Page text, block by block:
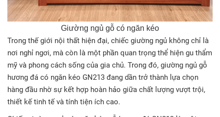
Giường ngủ gỗ có ngăn kéo
Trong thế giới nội thất hiện đại, chiếc giường ngủ không chỉ là
nơi nghỉ ngơi, mà còn là một phần quan trọng thể hiện gu thẩm
mỹ và phong cách sống của gia chủ. Trong đó, giường ngủ gỗ
hương đá có ngăn kéo GN213 đang dần trở thành lựa chọn
hàng đầu nhờ sự kết hợp hoàn hảo giữa chất lượng vượt trội,
thiết kế tinh tế và tính tiện ích cao.